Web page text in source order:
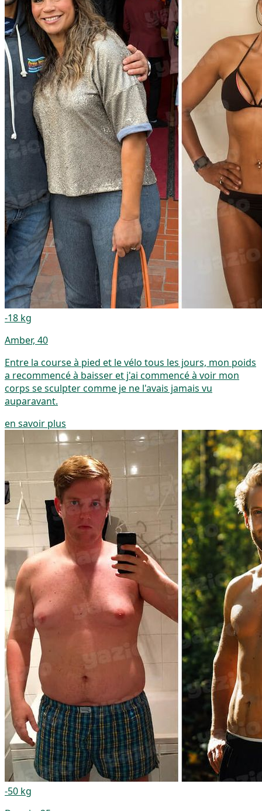
-18 kg
Amber, 40
Entre la course à pied et le vélo tous les jours, mon poids
a recommencé à baisser et j'ai commencé à voir mon
corps se sculpter comme je ne l'avais jamais vu
auparavant.
en savoir plus
-50 kg